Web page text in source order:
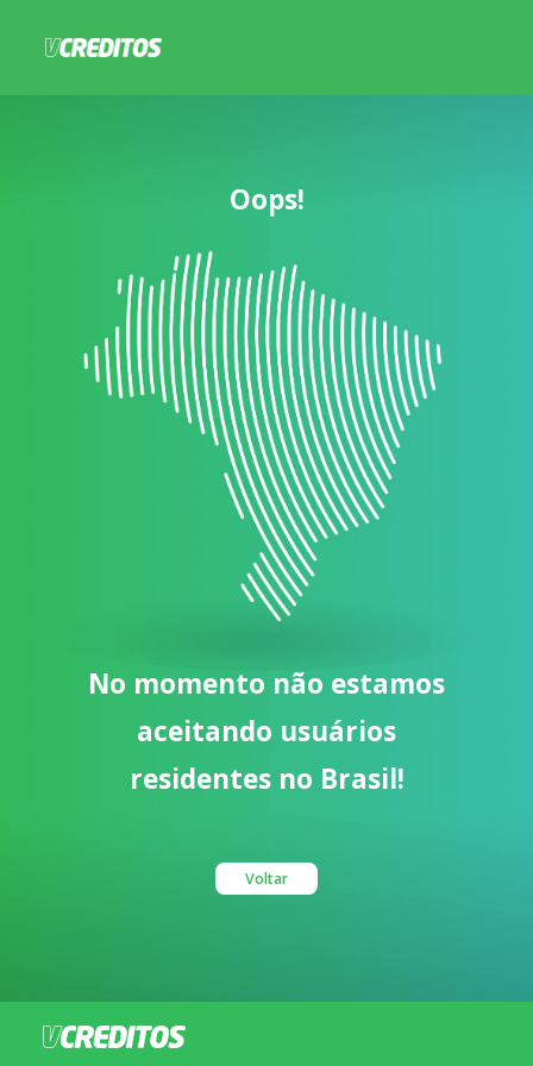
Oops!
No momento não estamos
aceitando usuários
residentes no Brasil!
Voltar